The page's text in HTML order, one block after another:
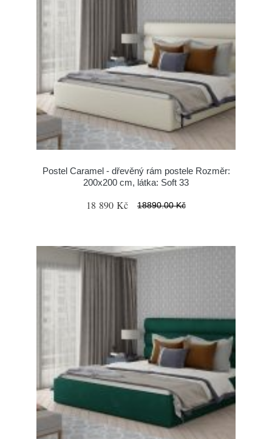
Postel Caramel - dřevěný rám postele Rozměr:
200x200 cm, látka: Soft 33
18 890 Kč 18890.00 Kč